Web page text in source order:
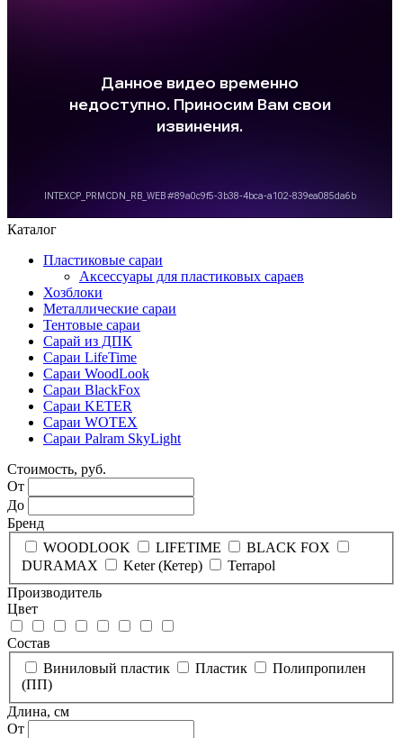
Каталог
Пластиковые сараи
Аксессуары для пластиковых сараев
Хозблоки
Металлические сараи
Тентовые сараи
Сарай из ДПК
Cараи LifeTime
Cараи WoodLook
Сараи BlackFox
Сараи KETER
Сараи WOTEX
Сараи Palram SkyLight
Стоимость, руб.
От
До
Бренд
WOODLOOK
LIFETIME
BLACK FOX
DURAMAX
Keter (Кетер)
Terrapol
Производитель
Цвет
Состав
Виниловый пластик
Пластик
Полипропилен
(ПП)
Длина, см
От